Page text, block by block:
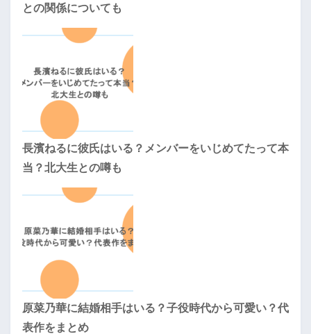
との関係についても
長濱ねるに彼氏はいる？メンバーをいじめてたって本
当？北大生との噂も
原菜乃華に結婚相手はいる？子役時代から可愛い？代
表作をまとめ